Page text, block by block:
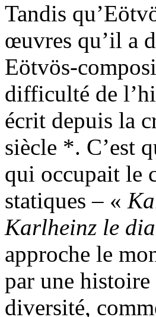
Tandis
œuvres qu’il a
Eötvös-
difficulté de
écrit depuis la
siècle *. C’est
qui occupait le
statiques – «
Karlheinz le
approche le
par une
diversité,